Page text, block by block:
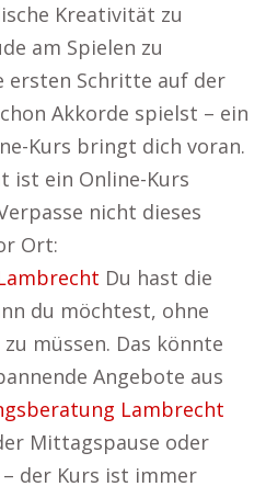
Kreativität zu
am Spielen zu
ersten Schritte auf der
Akkorde spielst – ein
Kurs bringt dich voran.
ist ein Online-Kurs
nicht dieses
Ort:
Du hast die
du möchtest, ohne
müssen. Das könnte
Angebote aus
Lambrecht
Mittagspause oder
der Kurs ist immer